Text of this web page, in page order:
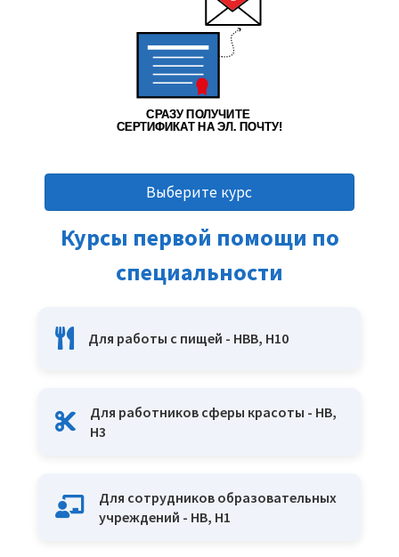
Выберите курс
Курсы первой помощи по
специальности
Для работы с пищей - HBB, H10
Для работников сферы красоты - HB,
H3
Для сотрудников образовательных
учреждений - HB, H1